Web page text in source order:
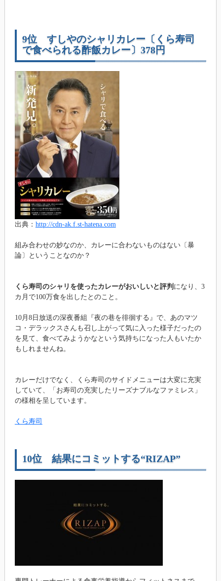
9位 すしやのシャリカレー〔くら寿司
で食べられる酢飯カレー〕378円
出典： http://cdn-ak.f.st-hatena.com
組み合わせの妙なのか、カレーに合わないものはない〔暴
論〕ということなのか？
くら寿司のシャリを使ったカレーがおいしいと評判 になり、3
カ月で100万食を出したとのこと。
10月8日放送の深夜番組『夜の巷を徘徊する』で、あのマツ
コ・デラックスさんも召し上がって気に入った様子だったの
を見て、食べてみようかなという気持ちになった人もいたか
もしれませんね。
カレーだけでなく、くら寿司のサイドメニューは大変に充実
していて、「お寿司の充実したリーズナブルなファミレス」
の様相を呈しています。
くら寿司
10位 結果にコミットする“RIZAP”